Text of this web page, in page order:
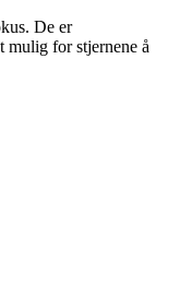
De er
mulig for stjernene å